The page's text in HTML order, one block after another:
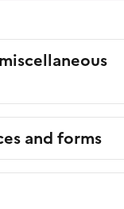
and forms